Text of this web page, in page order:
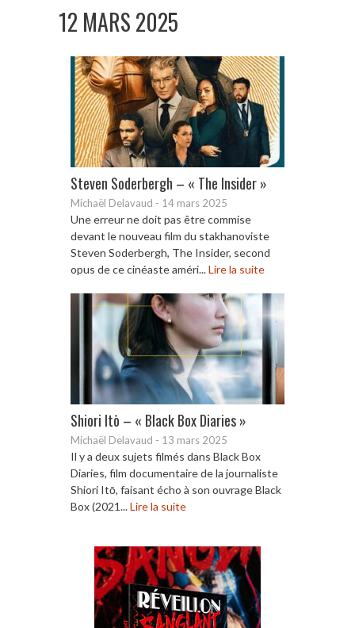
12 MARS 2025
Steven Soderbergh – « The Insider »
Michaël Delavaud - 14 mars 2025
Une erreur ne doit pas être commise
devant le nouveau film du stakhanoviste
Steven Soderbergh, The Insider, second
opus de ce cinéaste améri...Lire la suite
Shiori Itō – « Black Box Diaries »
Michaël Delavaud - 13 mars 2025
Il y a deux sujets filmés dans Black Box
Diaries, film documentaire de la journaliste
Shiori Itō, faisant écho à son ouvrage Black
Box (2021...Lire la suite